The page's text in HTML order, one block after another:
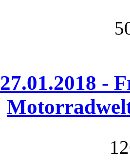
27.01.2018 -
Motorradwelt